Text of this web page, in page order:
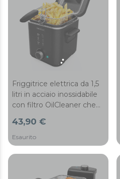
Friggitrice elettrica da 1,5
litri in acciaio inossidabile
con filtro OilCleaner che
vaschetta estraibile, 900
W di potenza, coperchio
con finestrella e filtro anti-
43,90 €
Esaurito